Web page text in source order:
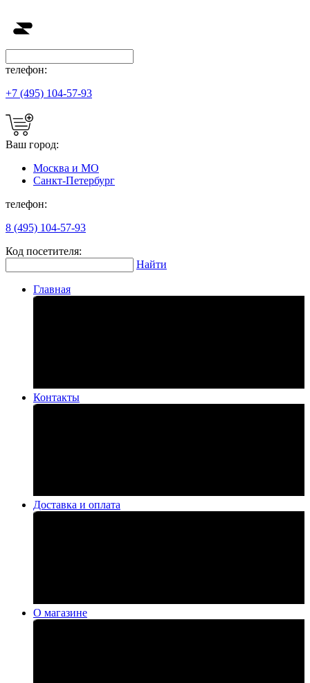
телефон:
+7 (495) 104-57-93
Ваш город:
Москва и МО
Санкт-Петербург
телефон:
8 (495) 104-57-93
Код посетителя:
Найти
Главная
Контакты
Доставка и оплата
О магазине